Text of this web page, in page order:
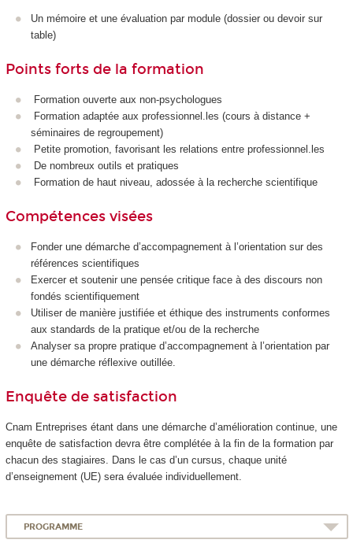
Un mémoire et une évaluation par module (dossier ou devoir sur
table)
Points forts de la formation
Formation ouverte aux non-psychologues
Formation adaptée aux professionnel.les (cours à distance +
séminaires de regroupement)
Petite promotion, favorisant les relations entre professionnel.les
De nombreux outils et pratiques
Formation de haut niveau, adossée à la recherche scientifique
Compétences visées
Fonder une démarche d’accompagnement à l’orientation sur des
références scientifiques
Exercer et soutenir une pensée critique face à des discours non
fondés scientifiquement
Utiliser de manière justifiée et éthique des instruments conformes
aux standards de la pratique et/ou de la recherche
Analyser sa propre pratique d’accompagnement à l’orientation par
une démarche réflexive outillée.
Enquête de satisfaction
Cnam Entreprises étant dans une démarche d’amélioration continue, une
enquête de satisfaction devra être complétée à la fin de la formation par
chacun des stagiaires. Dans le cas d’un cursus, chaque unité
d’enseignement (UE) sera évaluée individuellement.
PROGRAMME